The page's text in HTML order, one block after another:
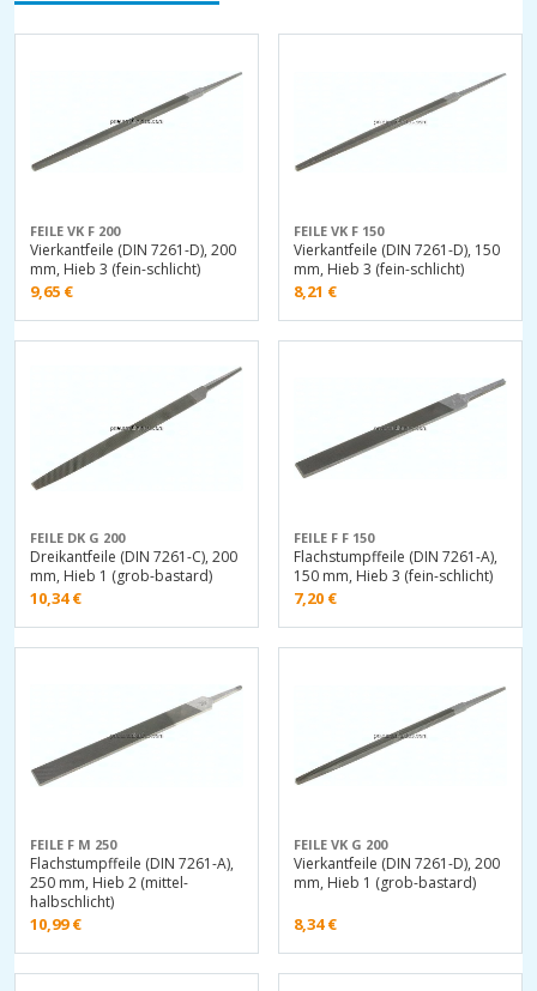
FEILE VK F 200
Vierkantfeile (DIN 7261-D), 200
mm, Hieb 3 (fein-schlicht)
9,65 €
FEILE VK F 150
Vierkantfeile (DIN 7261-D), 150
mm, Hieb 3 (fein-schlicht)
8,21 €
FEILE DK G 200
Dreikantfeile (DIN 7261-C), 200
mm, Hieb 1 (grob-bastard)
10,34€
FEILE F F 150
Flachstumpffeile (DIN 7261-A),
150 mm, Hieb 3 (fein-schlicht)
7,20 €
FEILE F M 250
Flachstumpffeile (DIN 7261-A),
250 mm, Hieb 2 (mittel-
halbschlicht)
10,99€
FEILE VK G 200
Vierkantfeile (DIN 7261-D), 200
mm, Hieb 1 (grob-bastard)
8,34€